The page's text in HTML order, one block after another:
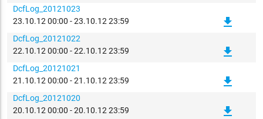
DcfLog_20121023
23.10.12 00:00 - 23.10.12 23:59
file_download
DcfLog_20121022
22.10.12 00:00 - 22.10.12 23:59
file_download
DcfLog_20121021
21.10.12 00:00 - 21.10.12 23:59
file_download
DcfLog_20121020
20.10.12 00:00 - 20.10.12 23:59
file_download